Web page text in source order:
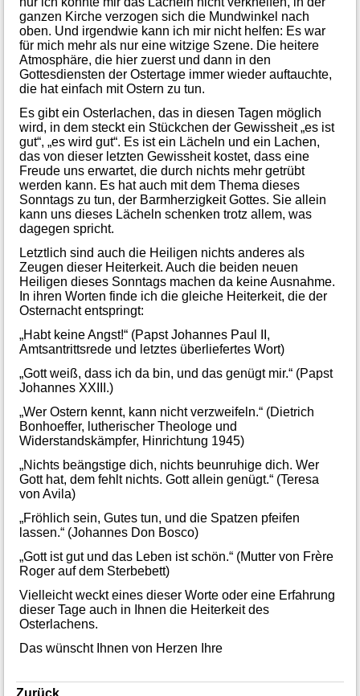
ganzen Kirche verzogen sich die Mundwinkel nach
oben. Und irgendwie kann ich mir nicht helfen: Es war
für mich mehr als nur eine witzige Szene. Die heitere
Atmosphäre, die hier zuerst und dann in den
Gottesdiensten der Ostertage immer wieder auftauchte,
die hat einfach mit Ostern zu tun.
Es gibt ein Osterlachen, das in diesen Tagen möglich
wird, in dem steckt ein Stückchen der Gewissheit „es ist
gut“, „es wird gut“. Es ist ein Lächeln und ein Lachen,
das von dieser letzten Gewissheit kostet, dass eine
Freude uns erwartet, die durch nichts mehr getrübt
werden kann. Es hat auch mit dem Thema dieses
Sonntags zu tun, der Barmherzigkeit Gottes. Sie allein
kann uns dieses Lächeln schenken trotz allem, was
dagegen spricht.
Letztlich sind auch die Heiligen nichts anderes als
Zeugen dieser Heiterkeit. Auch die beiden neuen
Heiligen dieses Sonntags machen da keine Ausnahme.
In ihren Worten finde ich die gleiche Heiterkeit, die der
Osternacht entspringt:
„Habt keine Angst!“ (Papst Johannes Paul II,
Amtsantrittsrede und letztes überliefertes Wort)
„Gott weiß, dass ich da bin, und das genügt mir.“ (Papst
Johannes XXIII.)
„Wer Ostern kennt, kann nicht verzweifeln.“ (Dietrich
Bonhoeffer, lutherischer Theologe und
Widerstandskämpfer, Hinrichtung 1945)
„Nichts beängstige dich, nichts beunruhige dich. Wer
Gott hat, dem fehlt nichts. Gott allein genügt.“ (Teresa
von Avila)
„Fröhlich sein, Gutes tun, und die Spatzen pfeifen
lassen.“ (Johannes Don Bosco)
„Gott ist gut und das Leben ist schön.“ (Mutter von Frère
Roger auf dem Sterbebett)
Vielleicht weckt eines dieser Worte oder eine Erfahrung
dieser Tage auch in Ihnen die Heiterkeit des
Osterlachens.
Das wünscht Ihnen von Herzen Ihre
Zurück